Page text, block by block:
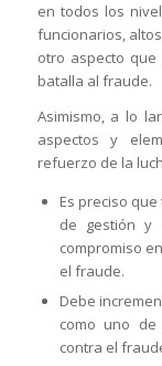
en todos los
funcionarios,
otro aspecto
batalla al fraude.
Asimismo, a lo
aspectos y
refuerzo de la
Es preciso
de gestión y
compromiso
el fraude.
Debe
como uno
contra el